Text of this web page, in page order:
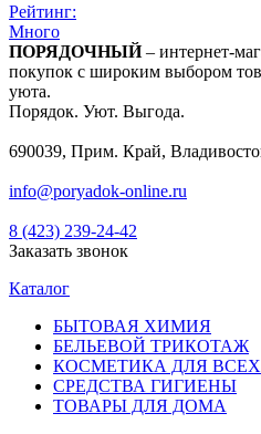
Рейтинг:
Много
ПОРЯДОЧНЫЙ– интернет-
покупок с широким выбором
уюта.
Порядок. Уют. Выгода.
690039, Прим. Край,
info@poryadok-online.ru
8 (423) 239-24-42
Заказать звонок
Каталог
БЫТОВАЯ ХИМИЯ
БЕЛЬЕВОЙ ТРИКОТАЖ
КОСМЕТИКА ДЛЯ ВСЕХ
СРЕДСТВА ГИГИЕНЫ
ТОВАРЫ ДЛЯ ДОМА